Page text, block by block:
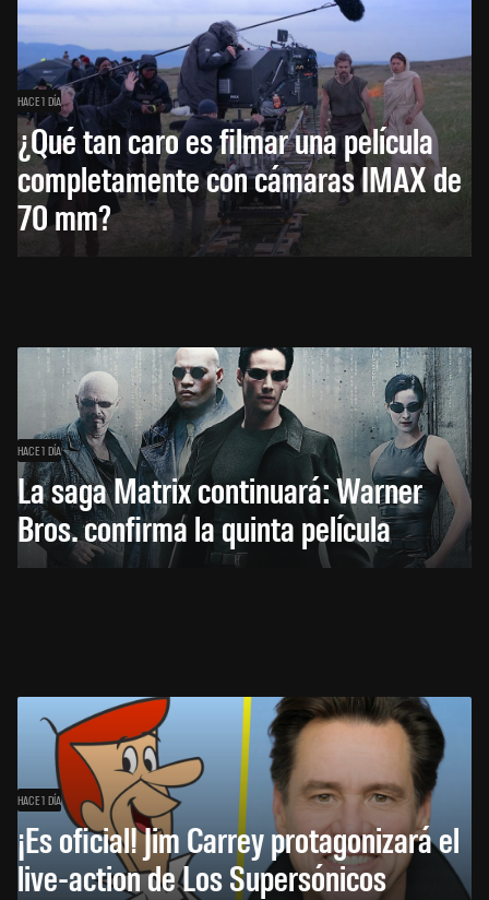
HACE 1 DÍA
¿Qué tan caro es filmar una película
completamente con cámaras IMAX de
70 mm?
HACE 1 DÍA
La saga Matrix continuará: Warner
Bros. confirma la quinta película
HACE 1 DÍA
¡Es oficial! Jim Carrey protagonizará el
live-action de Los Supersónicos